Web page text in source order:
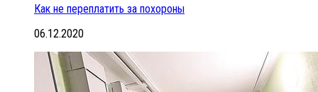
Как не переплатить за похороны
06.12.2020